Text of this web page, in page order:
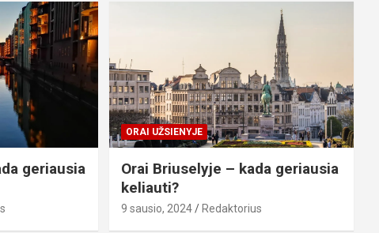
geriausia
ORAI UŽSIENYJE
Orai Briuselyje – kada geriausia
keliauti?
9 sausio, 2024 Redaktorius